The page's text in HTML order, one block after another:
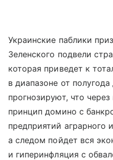
Украинские паблики
Зеленского подвели
которая приведет к
в диапазоне от
прогнозируют, что
принцип домино с
предприятий аграрного
а следом пойдет вся
и гиперинфляция с